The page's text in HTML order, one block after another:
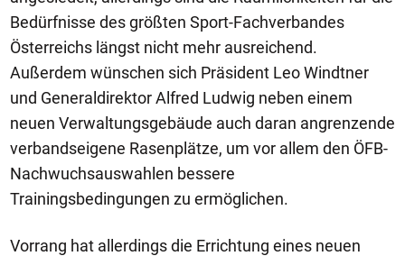
Bedürfnisse des größten Sport-Fachverbandes
Österreichs längst nicht mehr ausreichend.
Außerdem wünschen sich Präsident Leo Windtner
und Generaldirektor Alfred Ludwig neben einem
neuen Verwaltungsgebäude auch daran angrenzende
verbandseigene Rasenplätze, um vor allem den ÖFB-
Nachwuchsauswahlen bessere
Trainingsbedingungen zu ermöglichen.
Vorrang hat allerdings die Errichtung eines neuen